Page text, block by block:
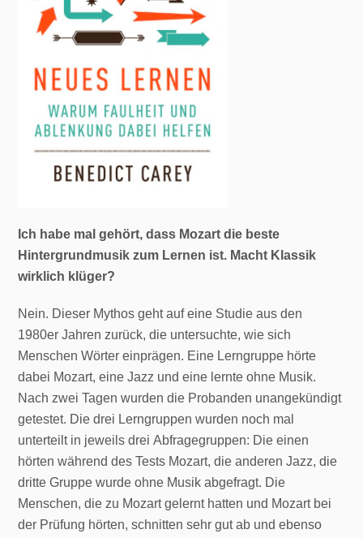
Ich habe mal gehört, dass Mozart die beste
Hintergrundmusik zum Lernen ist. Macht Klassik
wirklich klüger?
Nein. Dieser Mythos geht auf eine Studie aus den
1980er Jahren zurück, die untersuchte, wie sich
Menschen Wörter einprägen. Eine Lerngruppe hörte
dabei Mozart, eine Jazz und eine lernte ohne Musik.
Nach zwei Tagen wurden die Probanden unangekündigt
getestet. Die drei Lerngruppen wurden noch mal
unterteilt in jeweils drei Abfragegruppen: Die einen
hörten während des Tests Mozart, die anderen Jazz, die
dritte Gruppe wurde ohne Musik abgefragt. Die
Menschen, die zu Mozart gelernt hatten und Mozart bei
der Prüfung hörten, schnitten sehr gut ab und ebenso